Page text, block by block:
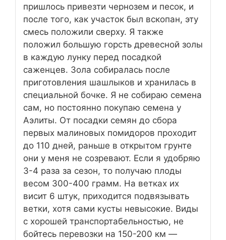
пришлось привезти чернозем и песок, и
после того, как участок был вскопан, эту
смесь положили сверху. Я также
положил большую горсть древесной золы
в каждую лунку перед посадкой
саженцев. Зола собиралась после
приготовления шашлыков и хранилась в
специальной бочке. Я не собираю семена
сам, но постоянно покупаю семена у
Аэлиты. От посадки семян до сбора
первых малиновых помидоров проходит
до 110 дней, раньше в открытом грунте
они у меня не созревают. Если я удобряю
3-4 раза за сезон, то получаю плоды
весом 300-400 грамм. На ветках их
висит 6 штук, приходится подвязывать
ветки, хотя сами кусты невысокие. Виды
с хорошей транспортабельностью, не
бойтесь перевозки на 150-200 км —